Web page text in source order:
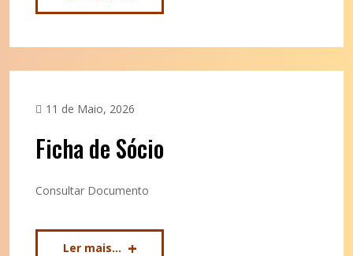
11 de Maio, 2026
Ficha de Sócio
Consultar Documento
Ler mais...